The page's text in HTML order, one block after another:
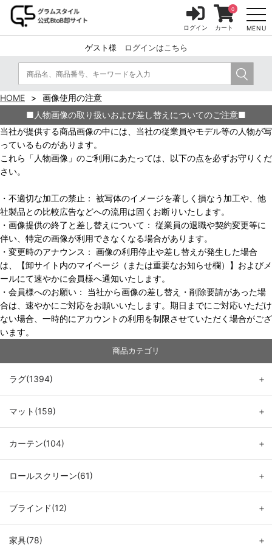
ゲスト様 ログインはこちら
MENU
ログイン カート
0
HOME
画像使用の注意
■人物画像の取り扱いおよび差し替えについてのご注意■
当社が提供する商品画像の中には、当社の従業員やモデル等の人物が写
っているものがあります。
これら「人物画像」のご利用にあたっては、以下の点を必ずお守りくだ
さい。
・不適切な加工の禁止： 被写体のイメージを著しく損なう加工や、他
社製品との比較広告などへの流用は固くお断りいたします。
・画像提供の終了と差し替えについて： 従業員の退職や契約変更等に
伴い、特定の画像が利用できなくなる場合があります。
・変更時のアナウンス： 画像の利用停止や差し替えが発生した場合
は、【卸サイト内のマイページ（または重要なお知らせ欄）】およびメ
ールにて速やかに会員様へ通知いたします。
・会員様へのお願い： 当社から画像の差し替え・削除要請があった場
合は、速やかにご対応をお願いいたします。期日までにご対応いただけ
ない場合、一時的にアカウントの利用を制限させていただく場合がござ
います。
商品カテゴリ
ラグ(1394) ＋
マット(159) ＋
カーテン(104) ＋
ロールスクリーン(61) ＋
ブラインド(12) ＋
家具(78) ＋